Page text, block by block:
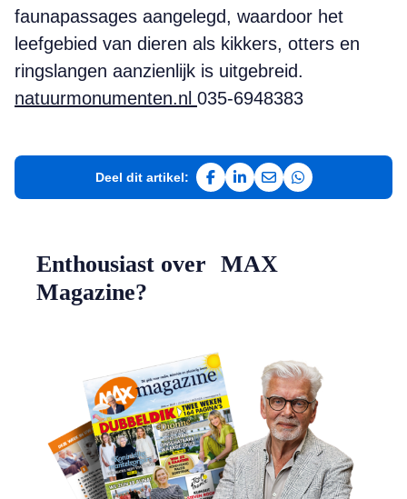
faunapassages aangelegd, waardoor het
leefgebied van dieren als kikkers, otters en
ringslangen aanzienlijk is uitgebreid.
natuurmonumenten.nl 035-6948383
Deel dit artikel:
Deel op Facebook
Deel op LinkedIn
Deel via e-mail
Deel via
Enthousiast over MAX
Magazine?